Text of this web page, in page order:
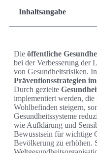
Inhaltsangabe
Die öffentliche
bei der Verbesserung der
von Gesundheitsrisiken.
Präventionsstrategien
Durch gezielte
implementiert werden,
Wohlbefinden steigern,
Gesundheitssysteme
wie Aufklärung und
Bewusstsein für wichtige
Bevölkerung zu erhöhen.